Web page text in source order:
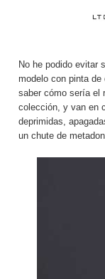
No he podido evitar
modelo con pinta de
saber cómo sería el
colección, y van en
deprimidas,
un chute de